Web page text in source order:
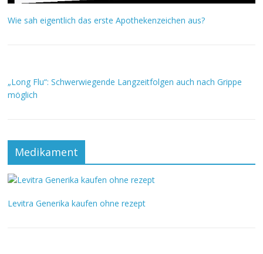
Wie sah eigentlich das erste Apothekenzeichen aus?
„Long Flu“: Schwerwiegende Langzeitfolgen auch nach Grippe
möglich
Medikament
Levitra Generika kaufen ohne rezept